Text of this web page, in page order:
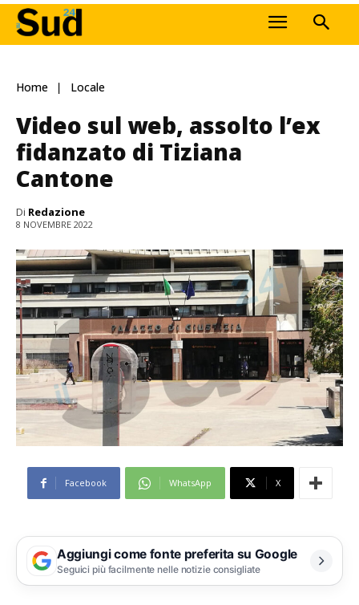
Home Locale
Video sul web, assolto l’ex
fidanzato di Tiziana
Cantone
Di Redazione
8 NOVEMBRE 2022
Facebook WhatsApp X
Aggiungi come fonte preferita su Google
Seguici più facilmente nelle notizie consigliate